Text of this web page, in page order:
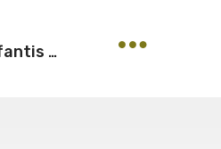
Evento Outubro Rosa arrecada fraldas infantis em prol da Asfar